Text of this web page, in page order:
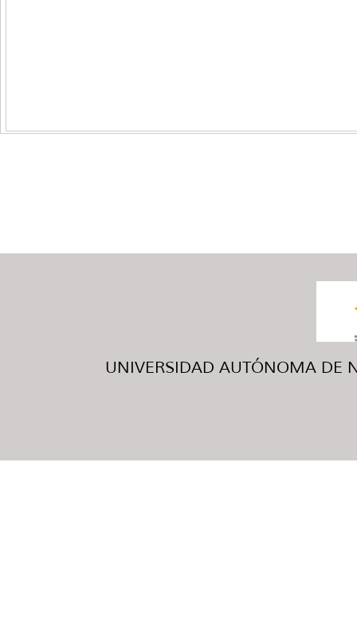
UNIVERSIDAD AUTÓNOMA DE